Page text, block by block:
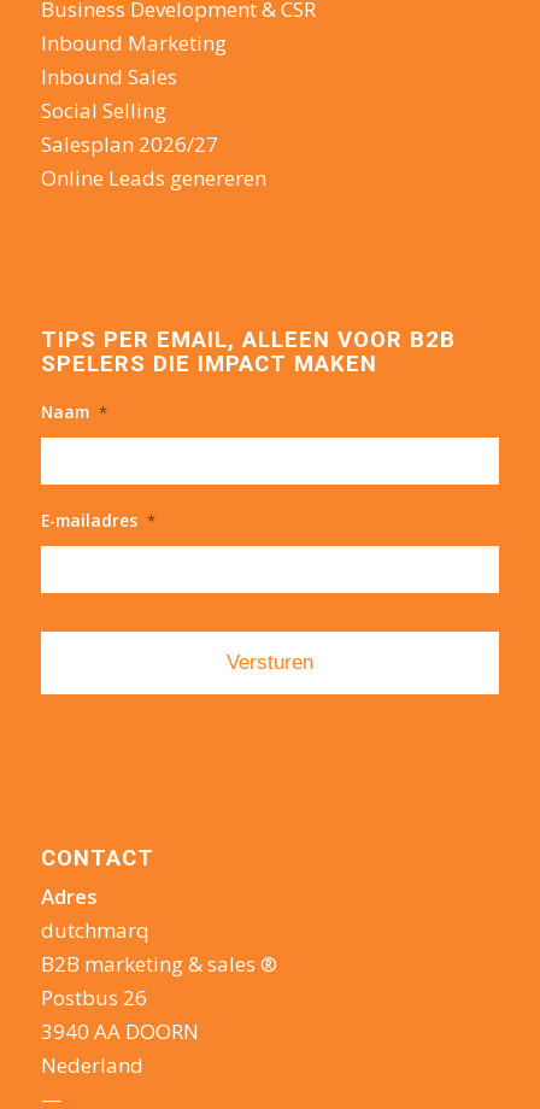
Business Development & CSR
Inbound Marketing
Inbound Sales
Social Selling
Salesplan 2026/27
Online Leads genereren
TIPS PER EMAIL, ALLEEN VOOR B2B
SPELERS DIE IMPACT MAKEN
Naam *
E-mailadres *
CONTACT
Adres
dutchmarq
B2B marketing & sales ®
Postbus 26
3940 AA DOORN
Nederland
—